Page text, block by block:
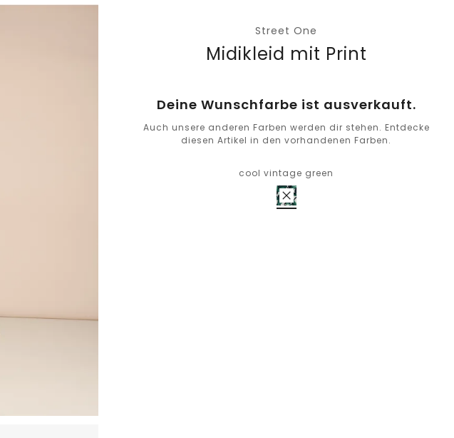
Street One
Midikleid mit Print
Deine Wunschfarbe ist ausverkauft.
Auch unsere anderen Farben werden dir stehen. Entdecke
diesen Artikel in den vorhandenen Farben.
cool vintage green